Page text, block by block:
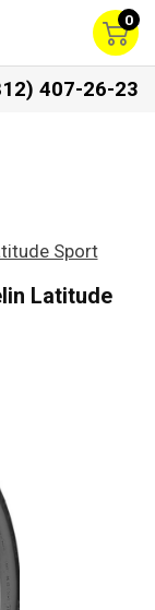
0
407-26-23
Sport
Latitude